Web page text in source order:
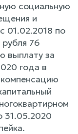
социальную
и
01.02.2018 по
76
выплату за
года в
31.05.2020